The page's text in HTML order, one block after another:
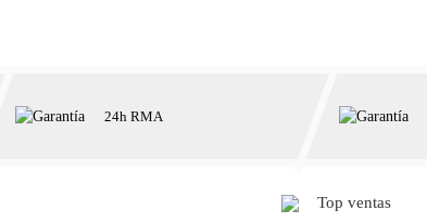
24h RMA
Top ventas